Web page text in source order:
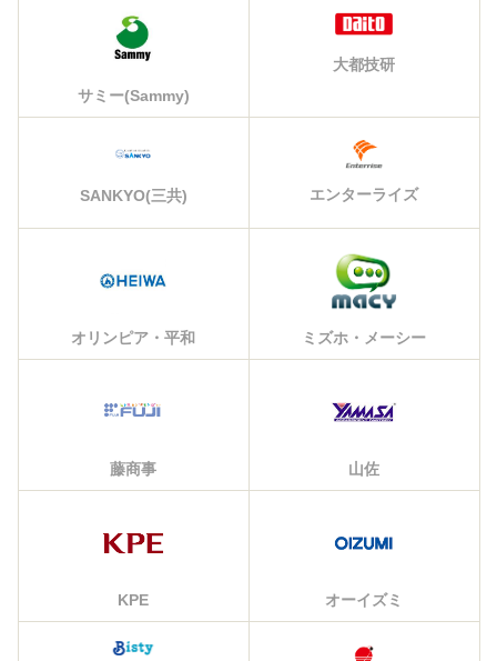
サミー(Sammy)
大都技研
SANKYO(三共) エンターライズ
オリンピア・平和 ミズホ・メーシー
藤商事 山佐
KPE オーイズミ